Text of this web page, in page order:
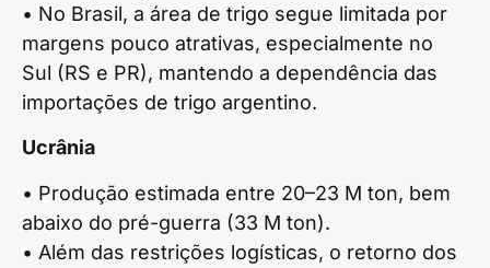
• No Brasil, a área de trigo segue limitada por
margens pouco atrativas, especialmente no
Sul (RS e PR), mantendo a dependência das
importações de trigo argentino.
Ucrânia
• Produção estimada entre 20–23 M ton, bem
abaixo do pré-guerra (33 M ton).
• Além das restrições logísticas, o retorno dos